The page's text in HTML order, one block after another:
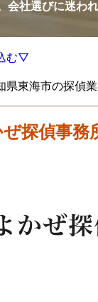
会社選びに迷わ
む▽
県東海市の探偵
探偵事務